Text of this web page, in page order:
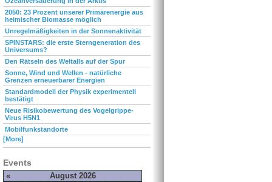
2050: 23 Prozent unserer Primärenergie aus
heimischer Biomasse möglich
Unregelmäßigkeiten in der Sonnenaktivität
SPINSTARS: die erste Sterngeneration des
Universums?
Den Rätseln des Weltalls auf der Spur
Sonne, Wind und Wellen - natürliche
Grenzen erneuerbarer Energien
Standardmodell der Physik experimentell
bestätigt
Neue Risikobewertung des Vogelgrippe-
Virus H5N1
Mobilfunkstandorte
[More]
Events
« August 2026